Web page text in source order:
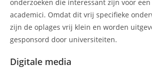
onderzoeken die interessant zijn voor
academici. Omdat dit vrij specifieke
zijn de oplages vrij klein en worden
gesponsord door universiteiten.
Digitale media